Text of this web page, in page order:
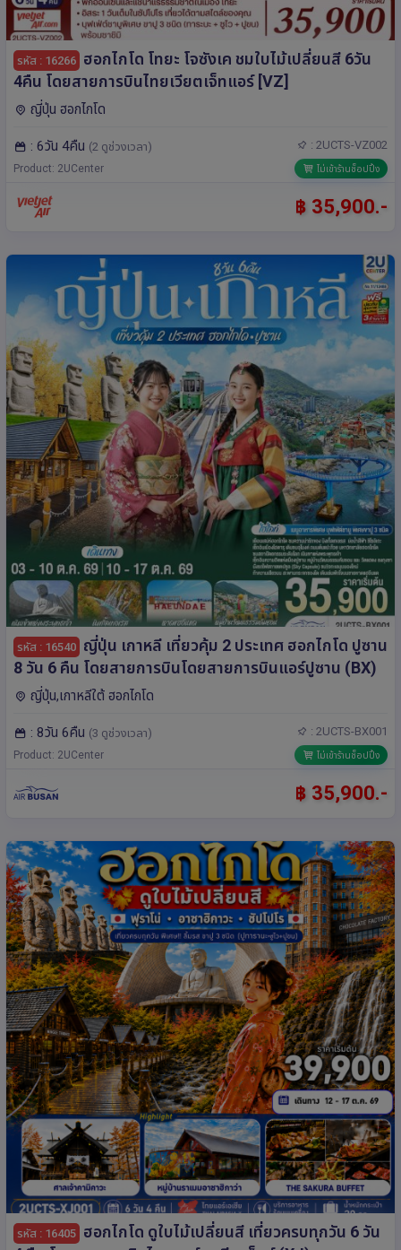
รหัส : 16266 ฮอกไกโด โทยะ โจซังเค ชมใบไม้เปลี่ยนสี 6วัน
4คืน โดยสายการบินไทยเวียตเจ็ทแอร์ [VZ]
ญี่ปุ่น ฮอกไกโด
: 6วัน 4คืน (2 ดูช่วงเวลา) : 2UCTS-VZ002
Product: 2UCenter ไม่เข้าร้านช็อปปิ้ง
฿ 35,900.-
รหัส : 16540 ญี่ปุ่น เกาหลี เที่ยวคุ้ม 2 ประเทศ ฮอกไกโด ปูซาน
8 วัน 6 คืน โดยสายการบินโดยสายการบินแอร์ปูซาน (BX)
ญี่ปุ่น,เกาหลีใต้ ฮอกไกโด
: 8วัน 6คืน (3 ดูช่วงเวลา) : 2UCTS-BX001
Product: 2UCenter ไม่เข้าร้านช็อปปิ้ง
฿ 35,900.-
รหัส : 16405 ฮอกไกโด ดูใบไม้เปลี่ยนสี เที่ยวครบทุกวัน 6 วัน